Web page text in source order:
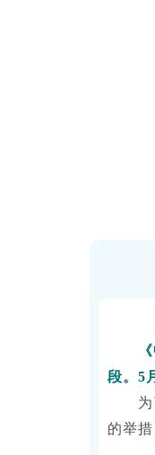
段。5
的举